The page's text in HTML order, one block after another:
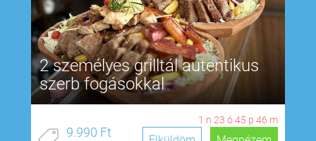
2 személyes grilltál autentikus
szerb fogásokkal
1 n 23 ó45 p 45 m
9.990 Ft